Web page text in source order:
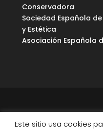
Conservadora
Sociedad Española
y Estética
Asociación Española
Legal| Eweb
Este sitio usa cookies